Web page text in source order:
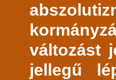
változást
jellegű